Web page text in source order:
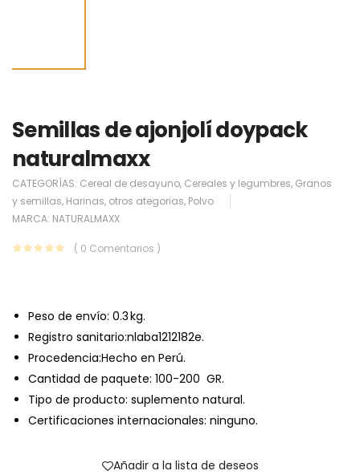
Semillas de ajonjolí doypack
naturalmaxx
CATEGORÍAS: Cereal de desayuno, Cereales y legumbres, Granos
y semillas, Harinas, otros ategorias, Polvo
MARCA: NATURALMAXX
( 0 Comentarios )
Peso de envío: 0.3 kg.
Registro sanitario:nlaba1212182e.
Procedencia:Hecho en Perú.
Cantidad de paquete: 100-200 GR.
Tipo de producto: suplemento natural.
Certificaciones internacionales: ninguno.
Añadir a la lista de deseos